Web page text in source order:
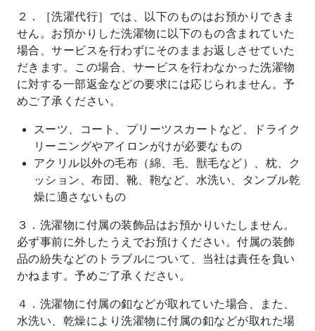
２．［洗濯代行］では、以下のものはお預かりできま
せん。お預かりした洗濯物に以下のもの含まれていた
場合、サービスを行わずにそのままお返しさせていた
だきます。この場合、サービスを行わなかった洗濯物
に対する一部返金などの要求には応じられません。予
めご了承ください。
スーツ、コート、プリーツスカートなど、ドライク
リーニングやアイロンがけが必要なもの
アクリル以外の毛布（綿、毛、獣毛など）、枕、ク
ッション、布団、靴、鞄など、水洗い、タンブル乾
燥に適さないもの
３．洗濯物に付属の装飾品はお預かりいたしません。
必ず事前に外したうえでお預けください。付属の装飾
品の紛失などのトラブルについて、当社は責任を負い
かねます。予めご了承ください。
４．洗濯物に付属の釦などが取れていた場合、また、
水洗い、乾燥により洗濯物に付属の釦などが取れた場